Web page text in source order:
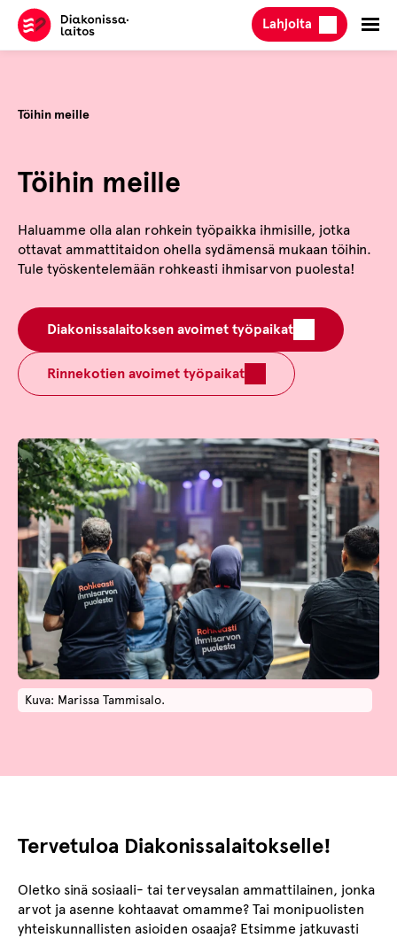
Hyppää
sisältöön
Lahjoita
Töihin meille
Töihin meille
Haluamme olla alan rohkein työpaikka ihmisille, jotka
ottavat ammattitaidon ohella sydämensä mukaan töihin.
Tule työskentelemään rohkeasti ihmisarvon puolesta!
Diakonissalaitoksen avoimet työpaikat
Rinnekotien avoimet työpaikat
Kuva: Marissa Tammisalo.
Tervetuloa Diakonissalaitokselle!
Oletko sinä sosiaali- tai terveysalan ammattilainen, jonka
arvot ja asenne kohtaavat omamme? Tai monipuolisten
yhteiskunnallisten asioiden osaaja? Etsimme jatkuvasti